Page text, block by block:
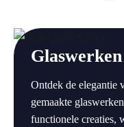
Glaswerken
Ontdek de elegantie
gemaakte
functionele creaties,
a